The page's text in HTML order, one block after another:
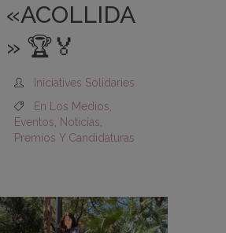
«ACOLLIDA
» 🏆🏅
Iniciatives Solidaries
En Los Medios
Eventos
Noticias
Premios Y Candidaturas